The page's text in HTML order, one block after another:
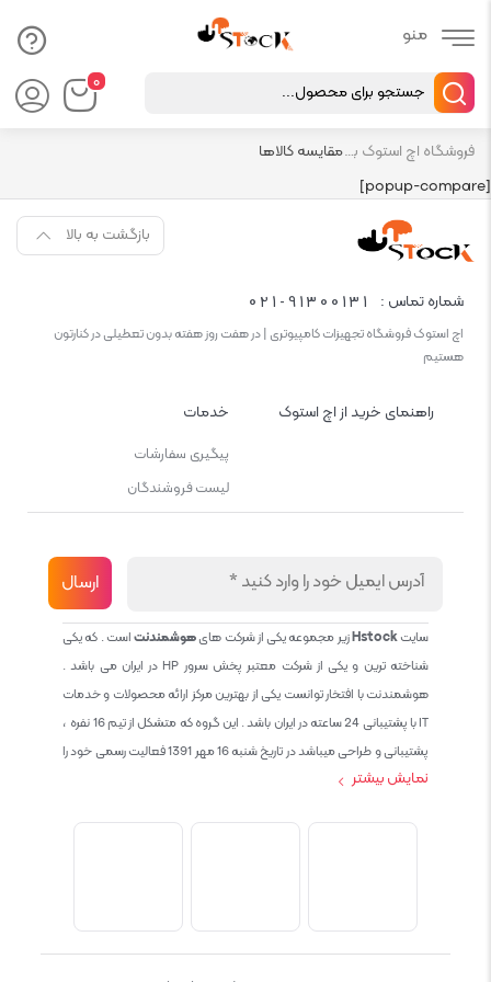
۰
Products
search
فروشگاه اچ استوک بازار انلاین تجهیزات کامپیوتر استوکمقایسه کالاها
[popup-compare]
بازگشت به بالا
شماره تماس : 021-91300131
اچ استوک فروشگاه تجهیزات کامپیوتری | در هفت روز هفته بدون تعطیلی در کنارتون
هستیم
راهنمای خرید از اچ استوک خدمات
پیگیری سفارشات
لیست فروشندگان
سایتHstockزیر مجموعه یکی از شرکت هایهوشمندنتاست . که یکی
شناخته ترین و یکی از شرکت معتبر پخش سرور HP در ایران می باشد .
هوشمندنت با افتخار توانست یکی از بهترین مرکز ارائه محصولات و خدمات
IT با پشتیبانی 24 ساعته در ایران باشد . این گروه که متشکل از تیم 16 نفره ،
پشتیبانی و طراحی میباشد در تاریخ شنبه 16 مهر 1391 فعالیت رسمی خود را
نمایش بیشتر